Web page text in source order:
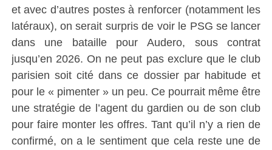
et avec d’autres postes à renforcer (notamment les
latéraux), on serait surpris de voir le PSG se lancer
dans une bataille pour Audero, sous contrat
jusqu’en 2026. On ne peut pas exclure que le club
parisien soit cité dans ce dossier par habitude et
pour le « pimenter » un peu. Ce pourrait même être
une stratégie de l’agent du gardien ou de son club
pour faire monter les offres. Tant qu’il n’y a rien de
confirmé, on a le sentiment que cela reste une de